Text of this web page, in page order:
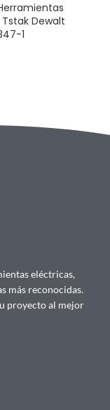
Tstak Dewalt
1
eléctricas,
más reconocidas.
proyecto al mejor